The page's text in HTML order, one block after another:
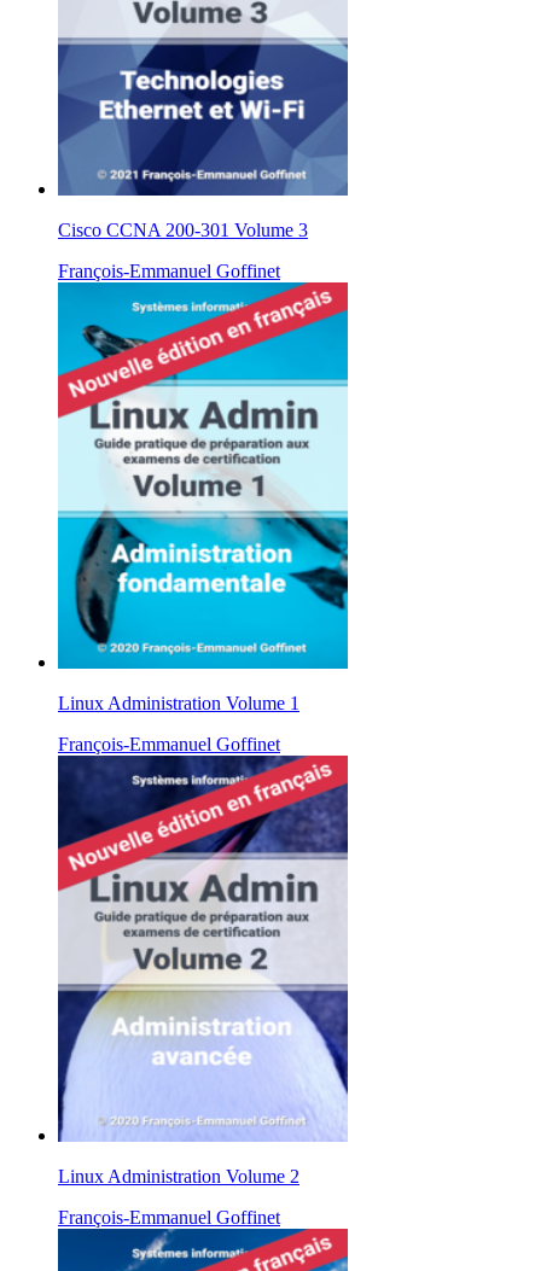
Cisco CCNA 200-301 Volume 3
François-Emmanuel Goffinet
Linux Administration Volume 1
François-Emmanuel Goffinet
Linux Administration Volume 2
François-Emmanuel Goffinet